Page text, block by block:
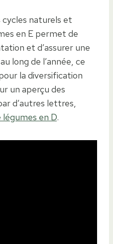
naturels et
en E permet de
et d’assurer une
long de l’année, ce
la diversification
un aperçu des
d’autres lettres,
en D.